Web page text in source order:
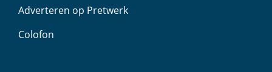
Adverteren op Pretwerk
Colofon